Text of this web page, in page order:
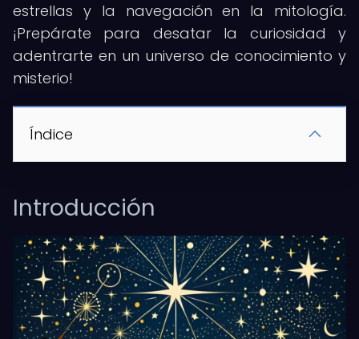
estrellas y la navegación en la mitología.
¡Prepárate para desatar la curiosidad y
adentrarte en un universo de conocimiento y
misterio!
Índice
Introducción